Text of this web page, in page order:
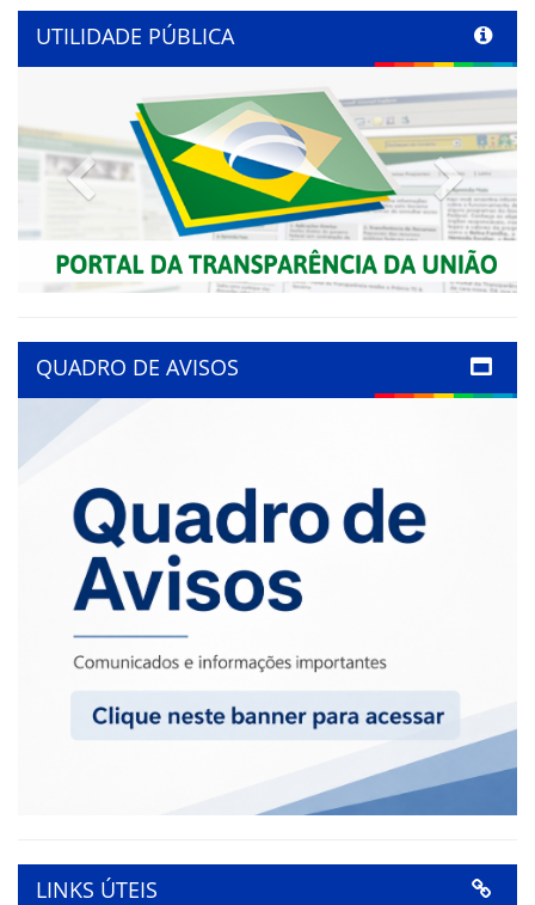
UTILIDADE PÚBLICA
Previous Next
QUADRO DE AVISOS
LINKS ÚTEIS